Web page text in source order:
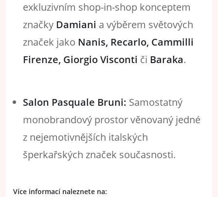
exkluzivním shop-in-shop konceptem
značky Damiani a výběrem světových
značek jako Nanis, Recarlo, Cammilli
Firenze, Giorgio Visconti či Baraka.
Salon Pasquale Bruni: Samostatný
monobrandový prostor věnovaný jedné
z nejemotivnějších italských
šperkařských značek současnosti.
Více informací naleznete na: